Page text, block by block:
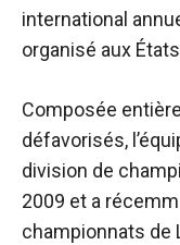
international
organisé aux
Composée
défavorisés,
division de
2009 et a
championnats de